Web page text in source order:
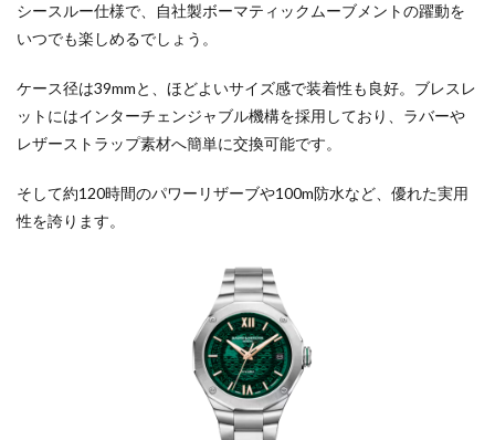
シースルー仕様で、自社製ボーマティックムーブメントの躍動を
いつでも楽しめるでしょう。
ケース径は39mmと、ほどよいサイズ感で装着性も良好。ブレスレ
ットにはインターチェンジャブル機構を採用しており、ラバーや
レザーストラップ素材へ簡単に交換可能です。
そして約120時間のパワーリザーブや100m防水など、優れた実用
性を誇ります。